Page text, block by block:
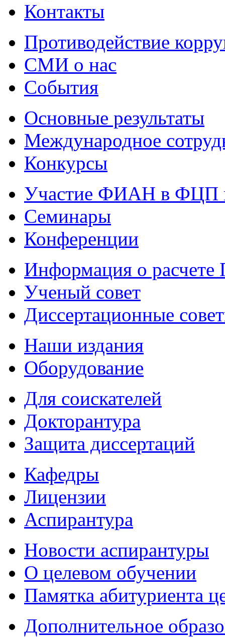
Контакты
Противодействие
СМИ о нас
События
Основные результаты
Международное
Конкурсы
Участие ФИАН в ФЦП
Семинары
Конференции
Информация о
Ученый совет
Диссертационные
Наши издания
Оборудование
Для соискателей
Докторантура
Защита диссертаций
Кафедры
Лицензии
Аспирантура
Новости аспирантуры
О целевом обучении
Памятка абитуриента
Дополнительное